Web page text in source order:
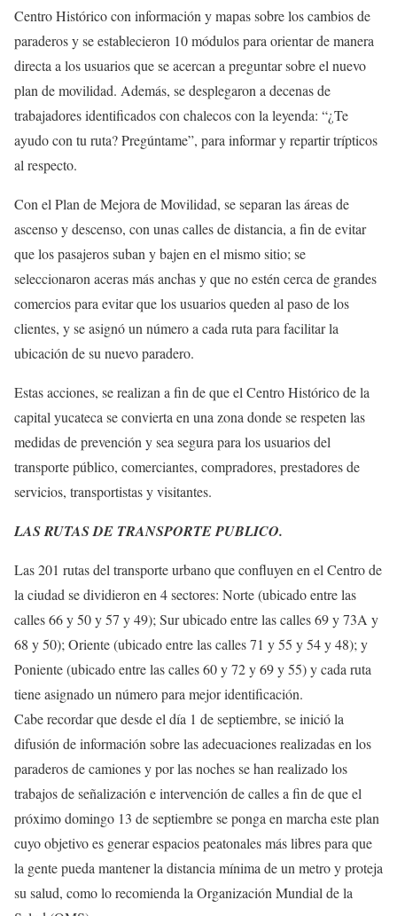
Centro Histórico con información y mapas sobre los cambios de
paraderos y se establecieron 10 módulos para orientar de manera
directa a los usuarios que se acercan a preguntar sobre el nuevo
plan de movilidad. Además, se desplegaron a decenas de
trabajadores identificados con chalecos con la leyenda: “¿Te
ayudo con tu ruta? Pregúntame”, para informar y repartir trípticos
al respecto.
Con el Plan de Mejora de Movilidad, se separan las áreas de
ascenso y descenso, con unas calles de distancia, a fin de evitar
que los pasajeros suban y bajen en el mismo sitio; se
seleccionaron aceras más anchas y que no estén cerca de grandes
comercios para evitar que los usuarios queden al paso de los
clientes, y se asignó un número a cada ruta para facilitar la
ubicación de su nuevo paradero.
Estas acciones, se realizan a fin de que el Centro Histórico de la
capital yucateca se convierta en una zona donde se respeten las
medidas de prevención y sea segura para los usuarios del
transporte público, comerciantes, compradores, prestadores de
servicios, transportistas y visitantes.
LAS RUTAS DE TRANSPORTE PUBLICO.
Las 201 rutas del transporte urbano que confluyen en el Centro de
la ciudad se dividieron en 4 sectores: Norte (ubicado entre las
calles 66 y 50 y 57 y 49); Sur ubicado entre las calles 69 y 73A y
68 y 50); Oriente (ubicado entre las calles 71 y 55 y 54 y 48); y
Poniente (ubicado entre las calles 60 y 72 y 69 y 55) y cada ruta
tiene asignado un número para mejor identificación.
Cabe recordar que desde el día 1 de septiembre, se inició la
difusión de información sobre las adecuaciones realizadas en los
paraderos de camiones y por las noches se han realizado los
trabajos de señalización e intervención de calles a fin de que el
próximo domingo 13 de septiembre se ponga en marcha este plan
cuyo objetivo es generar espacios peatonales más libres para que
la gente pueda mantener la distancia mínima de un metro y proteja
su salud, como lo recomienda la Organización Mundial de la